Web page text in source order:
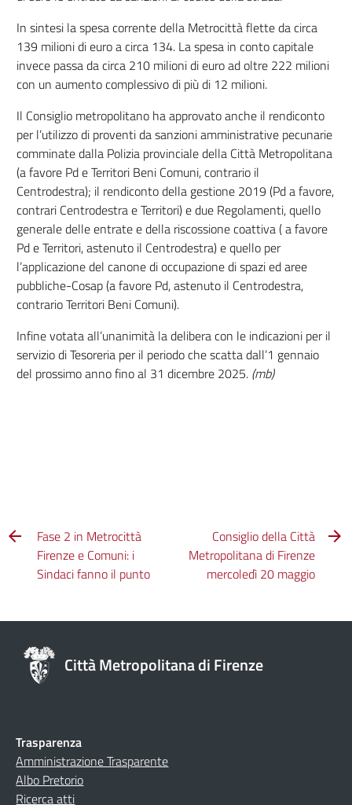
In sintesi la spesa corrente della Metrocittà flette da circa
139 milioni di euro a circa 134. La spesa in conto capitale
invece passa da circa 210 milioni di euro ad oltre 222 milioni
con un aumento complessivo di più di 12 milioni.
Il Consiglio metropolitano ha approvato anche il rendiconto
per l’utilizzo di proventi da sanzioni amministrative pecunarie
comminate dalla Polizia provinciale della Città Metropolitana
(a favore Pd e Territori Beni Comuni, contrario il
Centrodestra); il rendiconto della gestione 2019 (Pd a favore,
contrari Centrodestra e Territori) e due Regolamenti, quello
generale delle entrate e della riscossione coattiva ( a favore
Pd e Territori, astenuto il Centrodestra) e quello per
l’applicazione del canone di occupazione di spazi ed aree
pubbliche-Cosap (a favore Pd, astenuto il Centrodestra,
contrario Territori Beni Comuni).
Infine votata all’unanimità la delibera con le indicazioni per il
servizio di Tesoreria per il periodo che scatta dall’1 gennaio
del prossimo anno fino al 31 dicembre 2025. (mb)
Fase 2 in Metrocittà
Firenze e Comuni: i
Sindaci fanno il punto
Consiglio della Città
Metropolitana di Firenze
mercoledì 20 maggio
Città Metropolitana di Firenze
Trasparenza
Amministrazione Trasparente
Albo Pretorio
Ricerca atti